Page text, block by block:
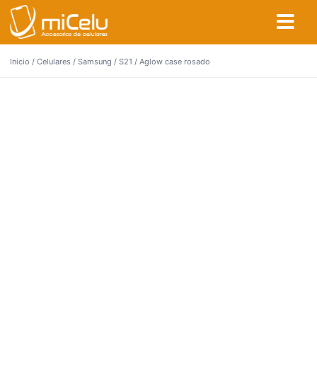
Inicio / Celulares / Samsung / S21 / Aglow case rosado